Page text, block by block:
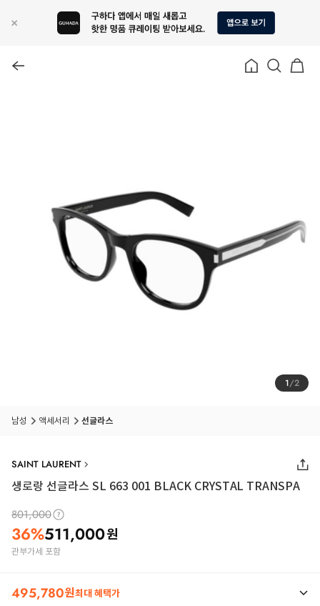
1/2
남성 액세서리 선글라스
SAINT LAURENT
생로랑 선글라스 SL 663 001 BLACK CRYSTAL TRANSPA
801,000
36%511,000원
관부가세 포함
495,780원최대 혜택가